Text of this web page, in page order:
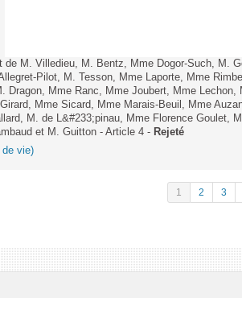
de M. Villedieu, M. Bentz, Mme Dogor-Such, M.
Pilot, M. Tesson, Mme Laporte, Mme
Dragon, Mme Ranc, Mme Joubert, Mme
Mme Sicard, Mme Marais-Beuil, Mme
M. de L&#233;pinau, Mme Florence Goulet,
et M. Guitton - Article 4 - Rejeté
de vie)
1 2 3